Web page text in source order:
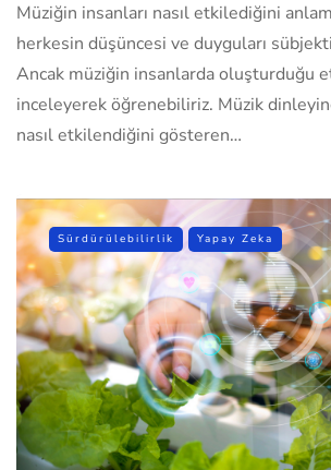
Müziğin insanları nasıl etkilediğini
herkesin düşüncesi ve duyguları
Ancak müziğin insanlarda oluşturduğu
inceleyerek öğrenebiliriz. Müzik
nasıl etkilendiğini gösteren…
Sürdürülebilirlik Yapay Zeka